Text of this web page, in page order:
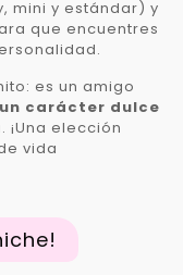
mini y estándar) y
que encuentres
es un amigo
carácter dulce
elección
vida